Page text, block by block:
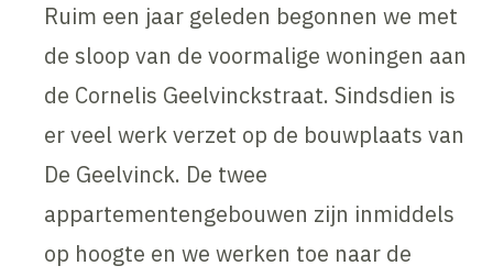
Ruim een jaar geleden begonnen we met
de sloop van de voormalige woningen aan
de Cornelis Geelvinckstraat. Sindsdien is
er veel werk verzet op de bouwplaats van
De Geelvinck. De twee
appartementengebouwen zijn inmiddels
op hoogte en we werken toe naar de